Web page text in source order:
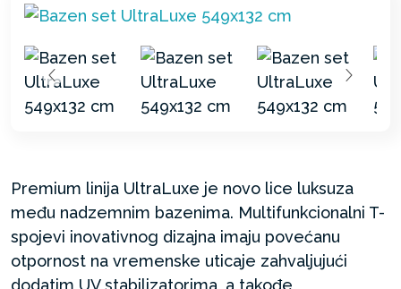
Premium linija UltraLuxe je novo lice luksuza
među nadzemnim bazenima. Multifunkcionalni T-
spojevi inovativnog dizajna imaju povećanu
otpornost na vremenske uticaje zahvaljujući
dodatim UV stabilizatorima, a takođe